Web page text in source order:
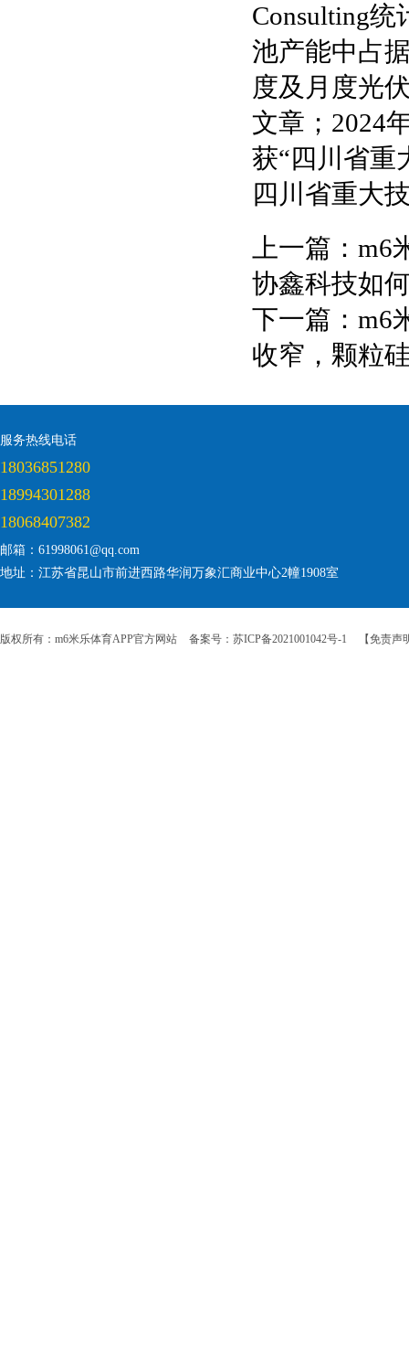
Consulting
池产能中占
度及月度光
文章；2024
获“四川省重
四川省重大
上一篇： m6
协鑫科技如
下一篇： m6
收窄，颗粒
服务热线电话
18036851280
18994301288
18068407382
邮箱：61998061@qq.com
地址：江苏省昆山市前进西路华润万象汇商业中心2幢1908室
版权所有：m6米乐体育APP官方网站 备案号：苏ICP备2021001042号-1 【免责声